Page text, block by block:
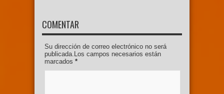
COMENTAR
Su dirección de correo electrónico no será
publicada.Los campos necesarios están
marcados *